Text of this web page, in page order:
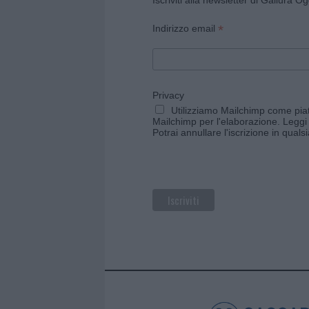
Indirizzo email *
Privacy
Utilizziamo Mailchimp come
Mailchimp per l'elaborazione.
Potrai annullare l'iscrizione in